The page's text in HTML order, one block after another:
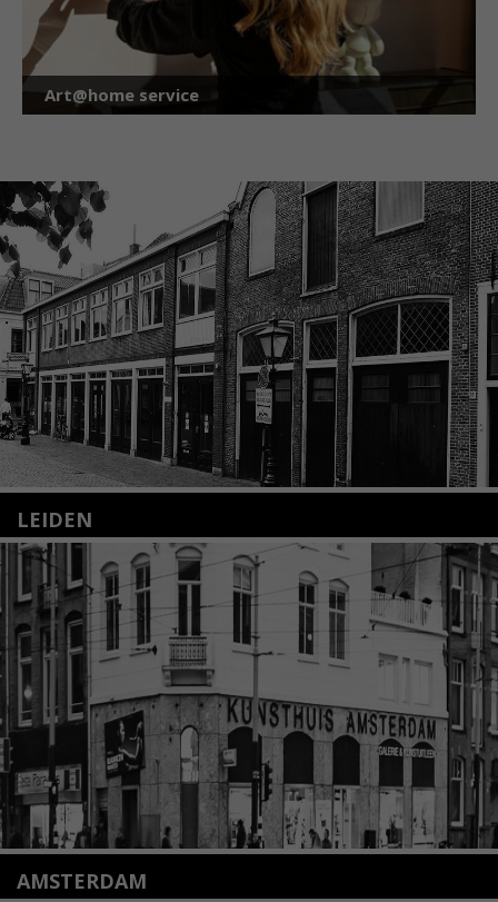
Art@home service
LEIDEN
Nieuwstraat 35
2312 KA Leiden
+31(0)71 – 52 84 480
info@kunsthuisleiden.nl
Lees meer
AMSTERDAM